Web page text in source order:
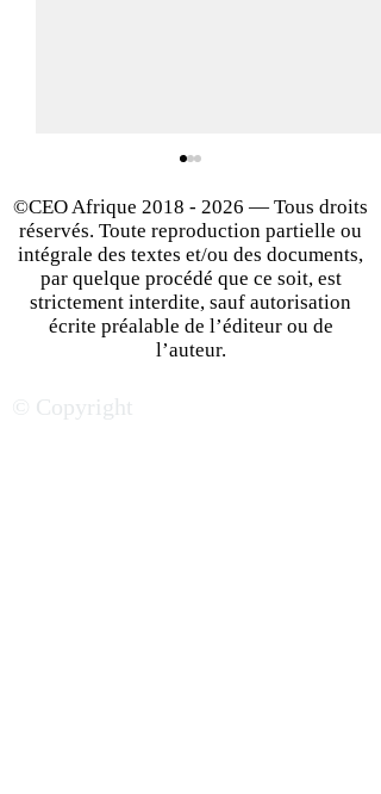
Secteurs et marchés
les tendances les plus
©CEO Afrique 2018 - 2026 — Tous droits
réservés. Toute reproduction partielle ou
intégrale des textes et/ou des documents,
par quelque procédé que ce soit, est
strictement interdite, sauf autorisation
écrite préalable de l’éditeur ou de
l’auteur.
© Copyright